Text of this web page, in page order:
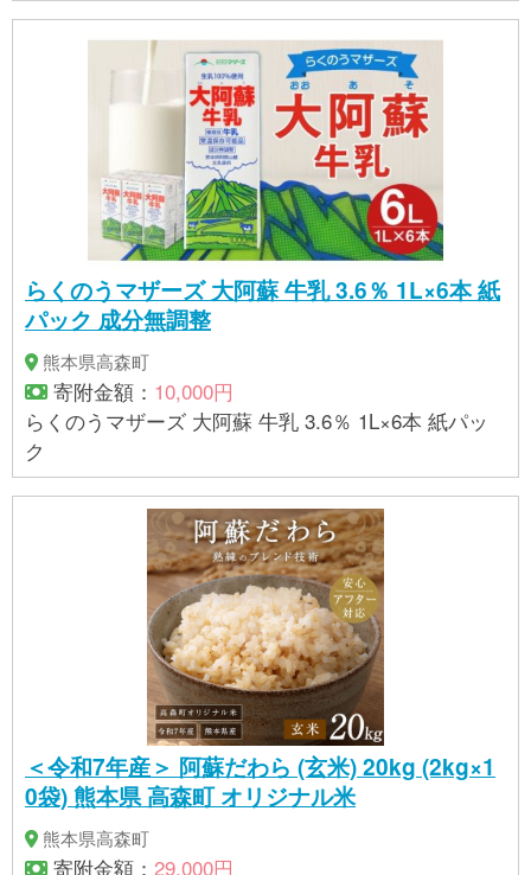
らくのうマザーズ 大阿蘇 牛乳 3.6％ 1L×6本 紙
パック 成分無調整
熊本県高森町
寄附金額： 10,000円
らくのうマザーズ 大阿蘇 牛乳 3.6％ 1L×6本 紙パッ
ク
＜令和7年産＞ 阿蘇だわら (玄米) 20kg (2kg×1
0袋) 熊本県 高森町 オリジナル米
熊本県高森町
寄附金額： 29,000円